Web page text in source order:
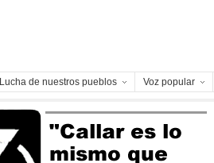
Lucha de nuestros pueblos Voz popular